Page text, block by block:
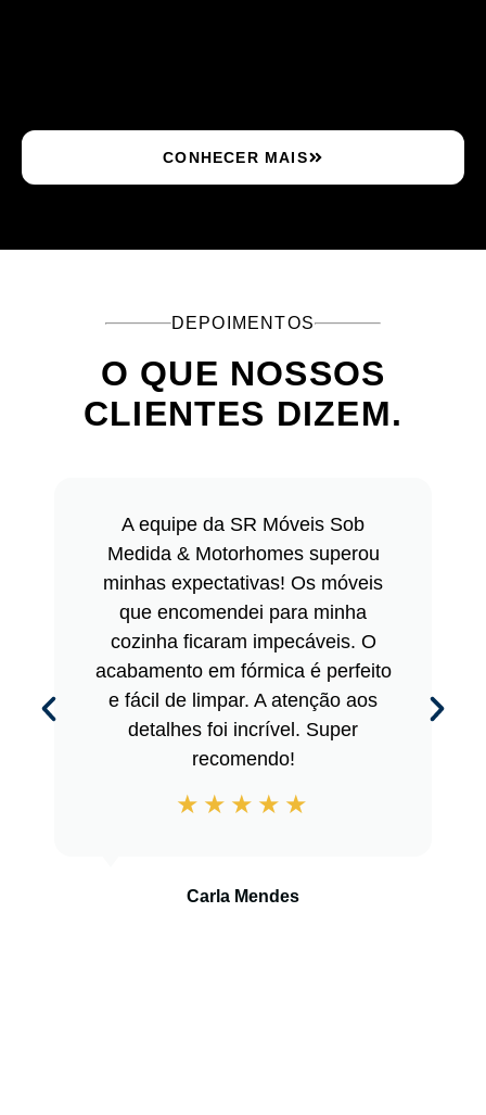
CONHECER MAIS
DEPOIMENTOS
O QUE NOSSOS
CLIENTES DIZEM.
A equipe da SR Móveis Sob
Medida & Motorhomes superou
minhas expectativas! Os móveis
que encomendei para minha
cozinha ficaram impecáveis. O
acabamento em fórmica é perfeito
e fácil de limpar. A atenção aos
detalhes foi incrível. Super
recomendo!
Carla Mendes